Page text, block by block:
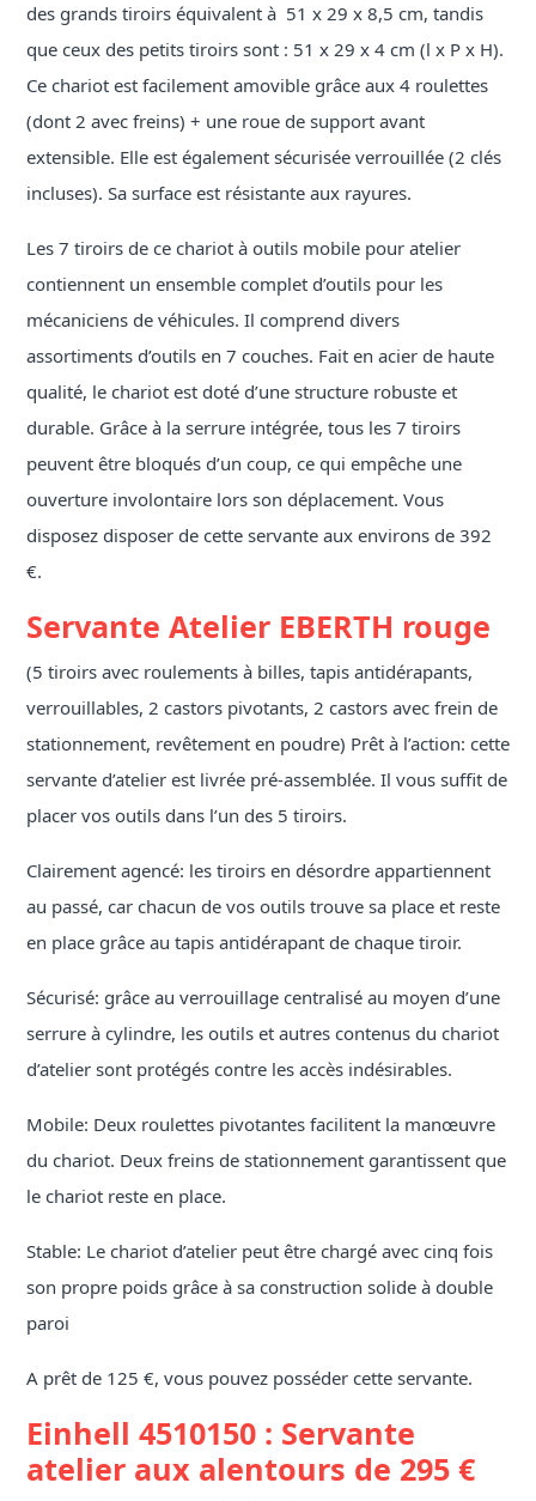
des grands tiroirs équivalent à 51 x 29 x 8,5 cm, tandis
que ceux des petits tiroirs sont : 51 x 29 x 4 cm (l x P x H).
Ce chariot est facilement amovible grâce aux 4 roulettes
(dont 2 avec freins) + une roue de support avant
extensible. Elle est également sécurisée verrouillée (2 clés
incluses). Sa surface est résistante aux rayures.
Les 7 tiroirs de ce chariot à outils mobile pour atelier
contiennent un ensemble complet d’outils pour les
mécaniciens de véhicules. Il comprend divers
assortiments d’outils en 7 couches. Fait en acier de haute
qualité, le chariot est doté d’une structure robuste et
durable. Grâce à la serrure intégrée, tous les 7 tiroirs
peuvent être bloqués d’un coup, ce qui empêche une
ouverture involontaire lors son déplacement. Vous
disposez disposer de cette servante aux environs de 392
€.
Servante Atelier EBERTH rouge
(5 tiroirs avec roulements à billes, tapis antidérapants,
verrouillables, 2 castors pivotants, 2 castors avec frein de
stationnement, revêtement en poudre) Prêt à l’action: cette
servante d’atelier est livrée pré-assemblée. Il vous suffit de
placer vos outils dans l’un des 5 tiroirs.
Clairement agencé: les tiroirs en désordre appartiennent
au passé, car chacun de vos outils trouve sa place et reste
en place grâce au tapis antidérapant de chaque tiroir.
Sécurisé: grâce au verrouillage centralisé au moyen d’une
serrure à cylindre, les outils et autres contenus du chariot
d’atelier sont protégés contre les accès indésirables.
Mobile: Deux roulettes pivotantes facilitent la manœuvre
du chariot. Deux freins de stationnement garantissent que
le chariot reste en place.
Stable: Le chariot d’atelier peut être chargé avec cinq fois
son propre poids grâce à sa construction solide à double
paroi
A prêt de 125 €, vous pouvez posséder cette servante.
Einhell 4510150 : Servante
atelier aux alentours de 295 €